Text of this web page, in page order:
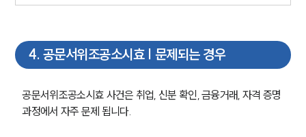
4. 공문서위조공소시효 | 문제되는 경우
공문서위조공소시효 사건은 취업, 신분 확인, 금융거래, 자격 증명
과정에서 자주 문제 됩니다.